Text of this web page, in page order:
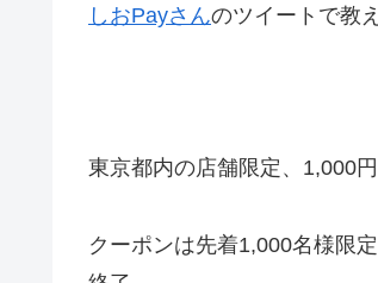
しおPayさんのツイートで教
東京都内の店舗限定、1,000
クーポンは先着1,000名様限